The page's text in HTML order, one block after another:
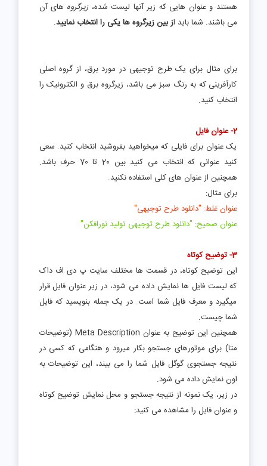
هستند و عنوان هایی که زیر آنها لیست شده،زیرگروه های آن
می باشند. شما باید از بین زیرگروه ها یکی را انتخاب نمایید.
برای مثال برای یک طرح توجیهی در مورد برق، از گروه اصلی
کارآفرینی که به رنگ سبز می باشد، زیرگروه برق و الکترونیک را
انتخاب کنید.
2- عنوان فایل
یک عنوان برای فایلی که میخواهید بفروشید انتخاب کنید. سعی
کنید عنوانی که انتخاب می کنید بین 20 تا 70 حرف باشد.
همچنین از عنوان های کلی استفاده نکنید.
برای مثال:
عنوان غلط: "دانلود طرح توجیهی"
عنوان صحیح: "دانلود طرح توجیهی تولید نورافکن"
3- توضیح کوتاه
این توضیح کوتاه، در قسمت ها مختلف سایت پ دی اف داک
که لیست فایل ها نمایش داده می شود، در زیر عنوان فایل قرار
میگیرد و معرف فایل شما است. در یک جمله بنویسید که فایل
شما چیست.
همچنین این توضیح به عنوان Meta Description (توضیحات
متا) برای موتورهای جستجو بکار میرود و هنگامی که کسی در
نتیجه جستجوی گوگل فایل شما را می بیند، این توضیحات به
اون نمایش داده می شود.
در زیر، یک نمونه از نتیجه جستجو و محل نمایش توضیح کوتاه
و عنوان فایل را مشاهده می کنید: